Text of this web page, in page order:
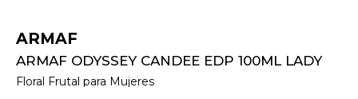
ARMAF
ARMAF ODYSSEY CANDEE EDP 100ML LADY
Floral Frutal para Mujeres